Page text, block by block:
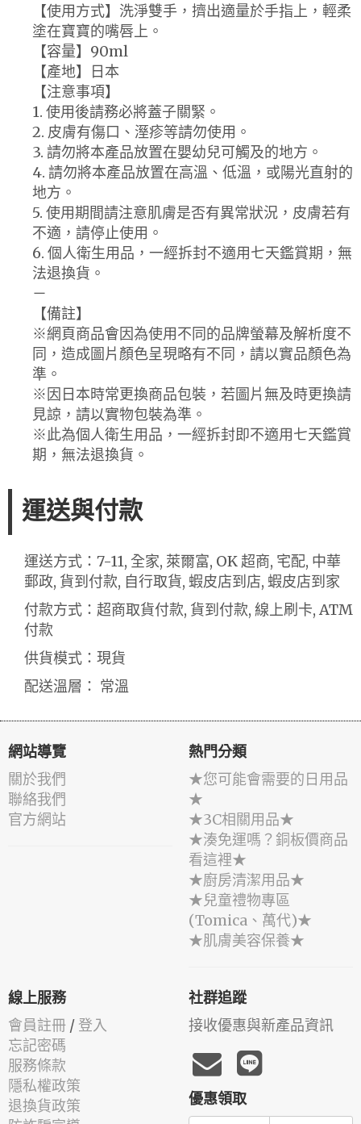
【使用方式】洗淨雙手，擠出適量於手指上，輕柔
塗在寶寶的嘴唇上。
【容量】90ml
【產地】日本
【注意事項】
1. 使用後請務必將蓋子關緊。
2. 皮膚有傷口、溼疹等請勿使用。
3. 請勿將本產品放置在嬰幼兒可觸及的地方。
4. 請勿將本產品放置在高溫、低溫，或陽光直射的
地方。
5. 使用期間請注意肌膚是否有異常狀況，皮膚若有
不適，請停止使用。
6. 個人衛生用品，一經拆封不適用七天鑑賞期，無
法退換貨。
－
【備註】
※網頁商品會因為使用不同的品牌螢幕及解析度不
同，造成圖片顏色呈現略有不同，請以實品顏色為
準。
※因日本時常更換商品包裝，若圖片無及時更換請
見諒，請以實物包裝為準。
※此為個人衛生用品，一經拆封即不適用七天鑑賞
期，無法退換貨。
運送與付款
運送方式：7-11, 全家, 萊爾富, OK 超商, 宅配, 中華
郵政, 貨到付款, 自行取貨, 蝦皮店到店, 蝦皮店到家
付款方式：超商取貨付款, 貨到付款, 線上刷卡, ATM
付款
供貨模式：現貨
配送溫層： 常溫
網站導覽
關於我們
聯絡我們
官方網站
熱門分類
★您可能會需要的日用品
★
★3C相關用品★
★湊免運嗎？銅板價商品
看這裡★
★廚房清潔用品★
★兒童禮物專區
(Tomica、萬代)★
★肌膚美容保養★
線上服務
會員註冊 / 登入
忘記密碼
服務條款
隱私權政策
退換貨政策
社群追蹤
接收優惠與新產品資訊
優惠領取